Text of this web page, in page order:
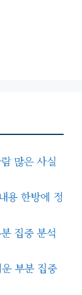
많은 사실
용 한방에 정
집중 분석
부분 집중